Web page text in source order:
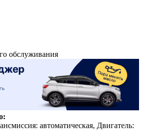
обслуживания
автоматическая, Двигатель: